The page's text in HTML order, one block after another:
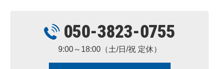
050-3823-0755
9:00～18:00（土/日/祝 定休）